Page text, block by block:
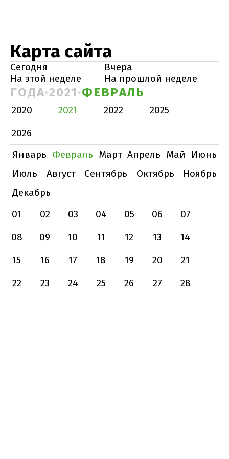
Карта сайта
Сегодня
Вчера
На этой неделе
На прошлой неделе
ГОДА 2021 ФЕВРАЛЬ
2020 2021 2022
2025
2026
Январь Февраль Март Апрель Май
Июнь
Июль
Август Сентябрь Октябрь
Ноябрь
Декабрь
01
02 03 04 05 06
07
08
09 10 11 12 13
14
15
16 17 18 19 20
21
22
23 24 25 26 27 28